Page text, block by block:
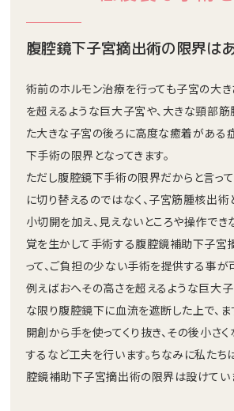
腹腔鏡下子宮摘出術の限界は
術前のホルモン治療を行っても子宮の大
を超えるような巨大子宮や、大きな頸部筋
た大きな子宮の後ろに高度な癒着がある
下手術の限界となってきます。
ただし腹腔鏡下手術の限界だからと言っ
に切り替えるのではなく、子宮筋腫核出
小切開を加え、見えないところや操作でき
覚を生かして手術する腹腔鏡補助下子宮
って、ご負担の少ない手術を提供する事が
例えばおへその高さを超えるような巨大子
な限り腹腔鏡下に血流を遮断した上で、
開創から手を使ってくり抜き、その後小さ
するなど工夫を行います。ちなみに私た
腔鏡補助下子宮摘出術の限界は設けてい